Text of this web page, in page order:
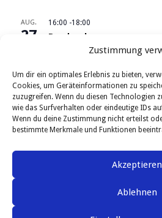
Zustimmung
Um dir ein optimales Erlebnis zu bieten,
Cookies, um Geräteinformationen zu
zuzugreifen. Wenn du diesen Technologien
wie das Surfverhalten oder eindeutige IDs
Wenn du deine Zustimmung nicht erteilst
bestimmte Merkmale und Funktionen
Akzeptieren
Ablehnen
AUG.
27
16:00 -18:00
Bandprobe
Kalender anzeigen
Kontakt
Datenschutzerklärung